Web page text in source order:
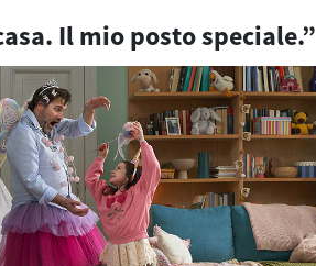
Il mio posto speciale.”